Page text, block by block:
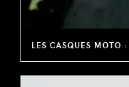
LES CASQUES MOTO